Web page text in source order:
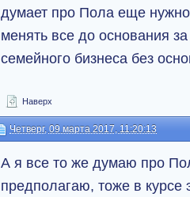
думает про Пола еще
менять все до основания
семейного бизнеса без
Наверх
Четверг, 09 марта 2017, 11:20:13
А я все то же думаю про
предполагаю, тоже в курсе